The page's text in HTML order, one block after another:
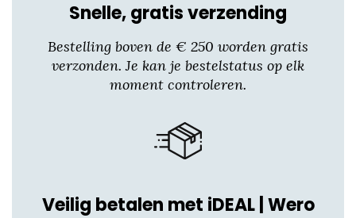
variaties.
optie
Snelle, gratis verzending
Bestelling boven de € 250 worden gratis
verzonden. Je kan je bestelstatus op elk
moment controleren.
Veilig betalen met iDEAL | Wero